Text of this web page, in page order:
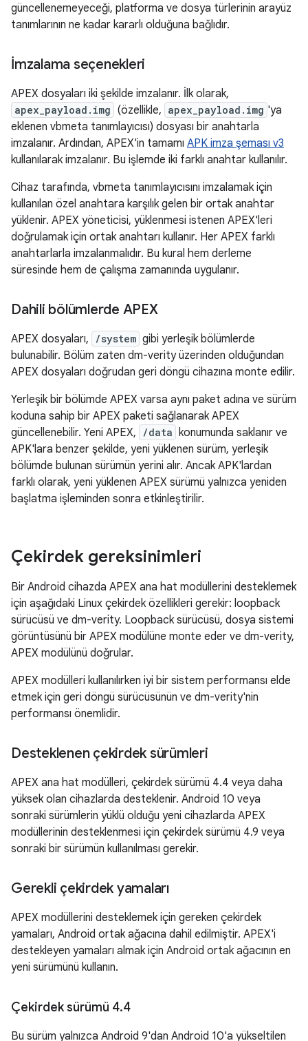
güncellenemeyeceği, platforma ve dosya türlerinin arayüz
tanımlarının ne kadar kararlı olduğuna bağlıdır.
İmzalama seçenekleri
APEX dosyaları iki şekilde imzalanır. İlk olarak,
apex_payload.img (özellikle, apex_payload.img 'ya
eklenen vbmeta tanımlayıcısı) dosyası bir anahtarla
imzalanır. Ardından, APEX'in tamamı APK imza şeması v3
kullanılarak imzalanır. Bu işlemde iki farklı anahtar kullanılır.
Cihaz tarafında, vbmeta tanımlayıcısını imzalamak için
kullanılan özel anahtara karşılık gelen bir ortak anahtar
yüklenir. APEX yöneticisi, yüklenmesi istenen APEX'leri
doğrulamak için ortak anahtarı kullanır. Her APEX farklı
anahtarlarla imzalanmalıdır. Bu kural hem derleme
süresinde hem de çalışma zamanında uygulanır.
Dahili bölümlerde APEX
APEX dosyaları, /system gibi yerleşik bölümlerde
bulunabilir. Bölüm zaten dm-verity üzerinden olduğundan
APEX dosyaları doğrudan geri döngü cihazına monte edilir.
Yerleşik bir bölümde APEX varsa aynı paket adına ve sürüm
koduna sahip bir APEX paketi sağlanarak APEX
güncellenebilir. Yeni APEX,
/data
konumunda saklanır ve
APK'lara benzer şekilde, yeni yüklenen sürüm, yerleşik
bölümde bulunan sürümün yerini alır. Ancak APK'lardan
farklı olarak, yeni yüklenen APEX sürümü yalnızca yeniden
başlatma işleminden sonra etkinleştirilir.
Çekirdek gereksinimleri
Bir Android cihazda APEX ana hat modüllerini desteklemek
için aşağıdaki Linux çekirdek özellikleri gerekir: loopback
sürücüsü ve dm-verity. Loopback sürücüsü, dosya sistemi
görüntüsünü bir APEX modülüne monte eder ve dm-verity,
APEX modülünü doğrular.
APEX modülleri kullanılırken iyi bir sistem performansı elde
etmek için geri döngü sürücüsünün ve dm-verity'nin
performansı önemlidir.
Desteklenen çekirdek sürümleri
APEX ana hat modülleri, çekirdek sürümü 4.4 veya daha
yüksek olan cihazlarda desteklenir. Android 10 veya
sonraki sürümlerin yüklü olduğu yeni cihazlarda APEX
modüllerinin desteklenmesi için çekirdek sürümü 4.9 veya
sonraki bir sürümün kullanılması gerekir.
Gerekli çekirdek yamaları
APEX modüllerini desteklemek için gereken çekirdek
yamaları, Android ortak ağacına dahil edilmiştir. APEX'i
destekleyen yamaları almak için Android ortak ağacının en
yeni sürümünü kullanın.
Çekirdek sürümü 4.4
Bu sürüm yalnızca Android 9'dan Android 10'a yükseltilen